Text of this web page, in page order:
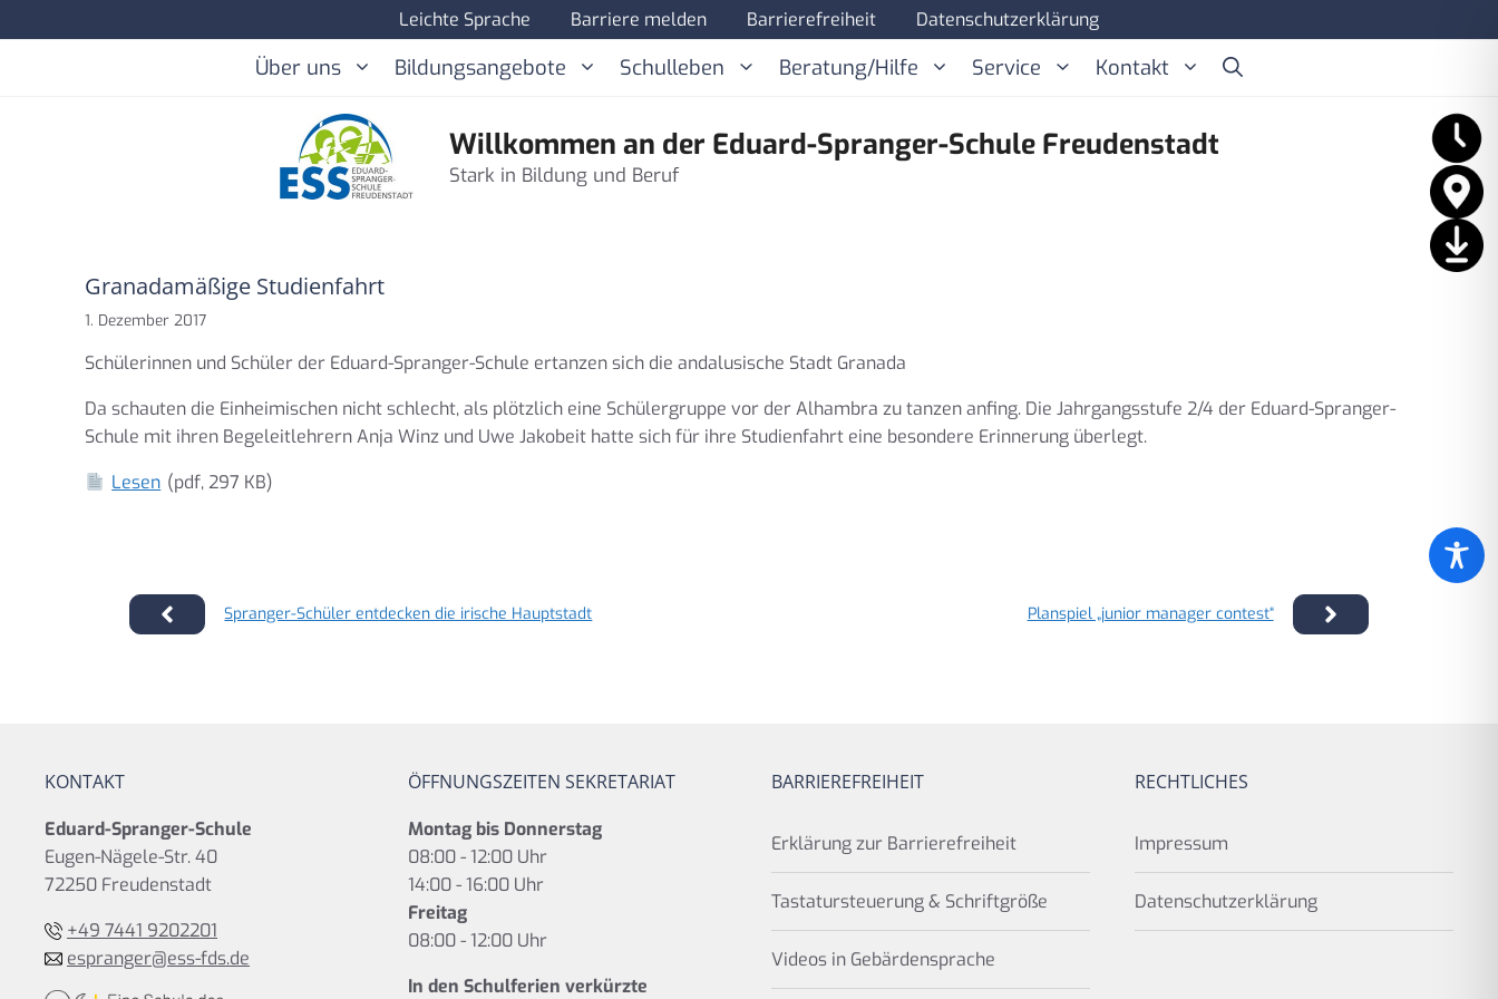
Inhalt
Leichte Sprache Barriere melden Barrierefreiheit Datenschutzerklärung
Über uns Bildungsangebote Schulleben Beratung/Hilfe Service Kontakt
Willkommen an der Eduard-Spranger-Schule Freudenstadt
Stark in Bildung und Beruf
Granadamäßige Studienfahrt
1. Dezember 2017
Schülerinnen und Schüler der Eduard-Spranger-Schule ertanzen sich die andalusische Stadt Granada
Da schauten die Einheimischen nicht schlecht, als plötzlich eine Schülergruppe vor der Alhambra zu tanzen anfing. Die Jahrgangsstufe 2/4 der Eduard-Spranger-
Schule mit ihren Begeleitlehrern Anja Winz und Uwe Jakobeit hatte sich für ihre Studienfahrt eine besondere Erinnerung überlegt.
Lesen (pdf, 297 KB)
Spranger-Schüler entdecken die irische Hauptstadt Planspiel „junior manager contest“
KONTAKT
Eduard-Spranger-Schule
Eugen-Nägele-Str. 40
72250 Freudenstadt
+49 7441 9202201
espranger@ess-fds.de
ÖFFNUNGSZEITEN SEKRETARIAT
Montag bis Donnerstag
08:00 - 12:00 Uhr
14:00 - 16:00 Uhr
Freitag
08:00 - 12:00 Uhr
In den Schulferien verkürzte
BARRIEREFREIHEIT
Erklärung zur Barrierefreiheit
Tastatursteuerung & Schriftgröße
Videos in Gebärdensprache
RECHTLICHES
Impressum
Datenschutzerklärung